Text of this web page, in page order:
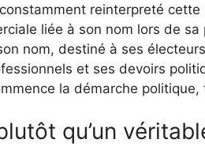
reinterpreté
liée à son nom lors de
nom, destiné à ses
et ses devoirs
la démarche
qu’un